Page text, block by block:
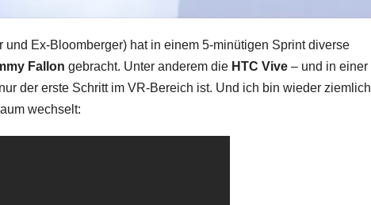
Ex-Bloomberger) hat in einem 5-minütigen Sprint diverse
Fallon gebracht. Unter anderem die HTC Vive – und in einer
der erste Schritt im VR-Bereich ist. Und ich bin wieder ziemlich
wechselt: